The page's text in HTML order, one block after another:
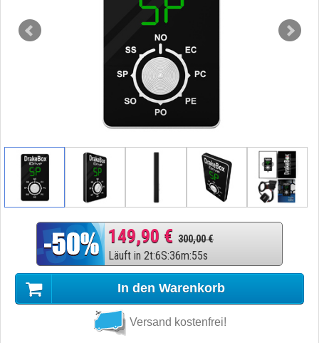
149,90 € 300,00 €
Läuft in 2t:6S:36m:54s
In den Warenkorb
Versand kostenfrei!